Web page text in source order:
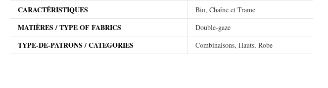
CARACTÉRISTIQUES Bio, Chaîne et Trame
MATIÈRES / TYPE OF FABRICS Double-gaze
TYPE-DE-PATRONS / CATEGORIES Combinaisons, Hauts, Robe